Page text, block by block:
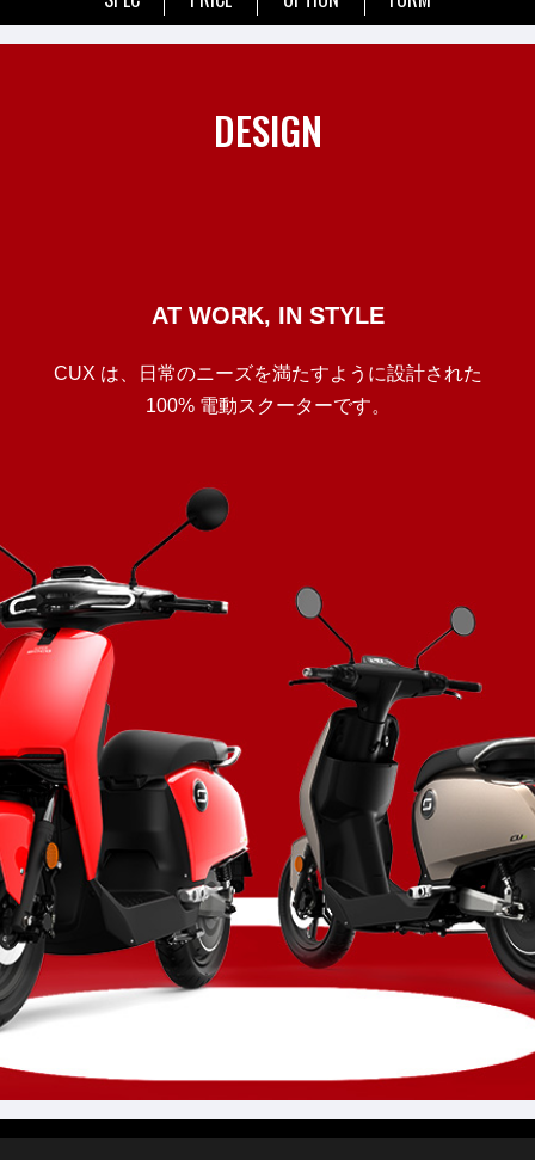
DESIGN
AT WORK, IN STYLE
CUX は、日常のニーズを満たすように設計された
100% 電動スクーターです。